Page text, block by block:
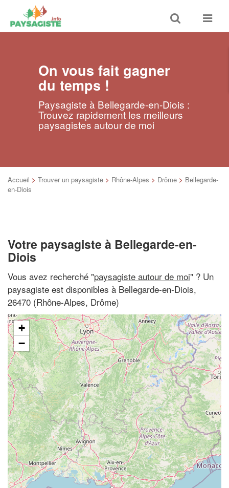
Toggle
search
Toggle
On vous fait gagner
du temps !
Paysagiste à Bellegarde-en-Diois :
Trouvez rapidement les meilleurs
paysagistes autour de moi
Accueil > Trouver un paysagiste > Rhône-Alpes > Drôme > Bellegarde-
en-Diois
Votre paysagiste à Bellegarde-en-
Diois
Vous avez recherché "paysagiste autour de moi" ? Un
paysagiste est disponibles à Bellegarde-en-Diois,
26470 (Rhône-Alpes, Drôme)
+
−